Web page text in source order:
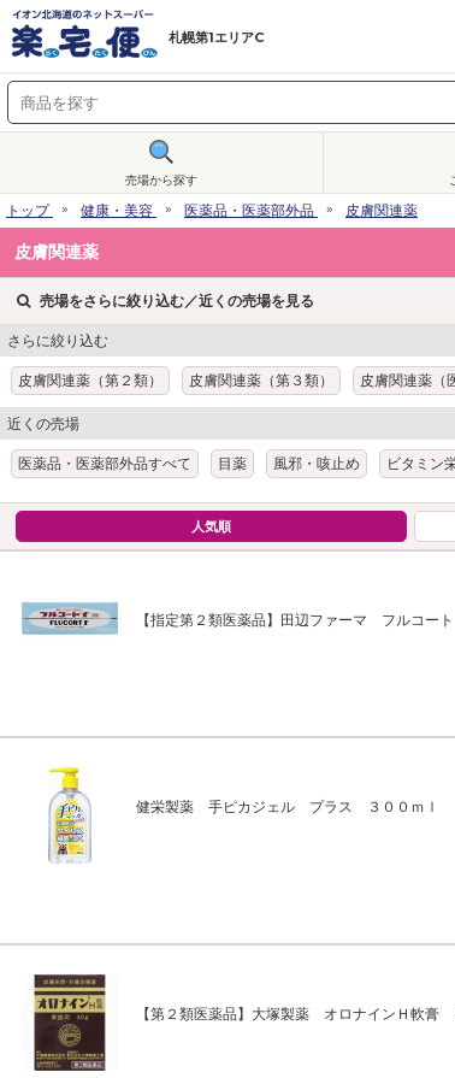
札幌第1エリアC
売場から探す
トップ 健康・美容 医薬品・医薬部外品 皮膚関連薬
皮膚関連薬
売場をさらに絞り込む／近くの売場を見る
さらに絞り込む
皮膚関連薬（第２類） 皮膚関連薬（第３類） 皮膚関連薬（
近くの売場
医薬品・医薬部外品すべて 目薬 風邪・咳止め ビタミン
人気順
【指定第２類医薬品】田辺ファーマ フルコ
健栄製薬 手ピカジェル プラス ３００ｍｌ
【第２類医薬品】大塚製薬 オロナインＨ軟膏